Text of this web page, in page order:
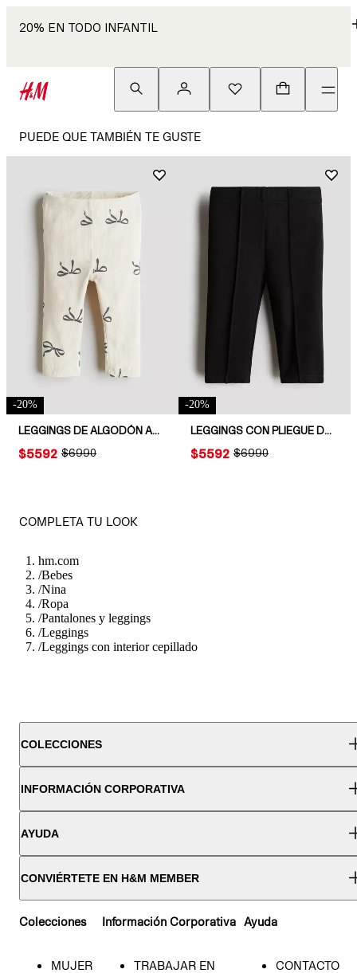
20% EN TODO INFANTIL
PUEDE QUE TAMBIÉN TE GUSTE
-20%
LEGGINGS DE ALGODÓN ACANALADO
ORIGINAL PRICE:
$6990
PRICE:
$5592
-20%
LEGGINGS CON PLIEGUE DECORATIVO
ORIGINAL PRICE:
$6990
PRICE:
$5592
COMPLETA TU LOOK
hm.com
/Bebes
/Nina
/Ropa
/Pantalones y leggings
/Leggings
/Leggings con interior cepillado
COLECCIONES
INFORMACIÓN CORPORATIVA
AYUDA
CONVIÉRTETE EN H&M MEMBER
Colecciones
MUJER
Información Corporativa
TRABAJAR EN
Ayuda
CONTACTO